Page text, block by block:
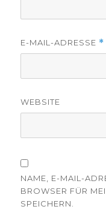
E-MAIL-ADRESSE *
WEBSITE
NAME, E-MAIL-
BROWSER FÜR
SPEICHERN.